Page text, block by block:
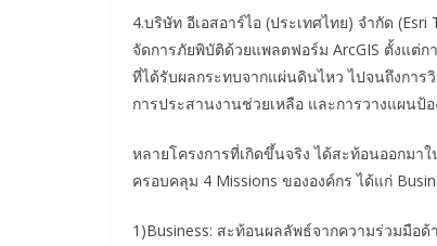
4.บริษัท อีเอสอาร์ไอ (ประเทศไทย) จำกัด
จัดการภัยพิบัติด้วยแพลตฟอร์ม ArcGIS ตั้งแต่
ที่ได้รับผลกระทบจากแผ่นดินไหว ไปจนถึงกา
การประสานงานช่วยเหลือ และการวางแผนป้
หลายโครงการที่เกิดขึ้นจริง ได้สะท้อนออกมา
ครอบคลุม 4 Missions ขององค์กร ได้แก่
1)Business: สะท้อนผลลัพธ์จากความร่วมมือ